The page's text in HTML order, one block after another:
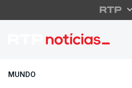
Europa
MUNDO